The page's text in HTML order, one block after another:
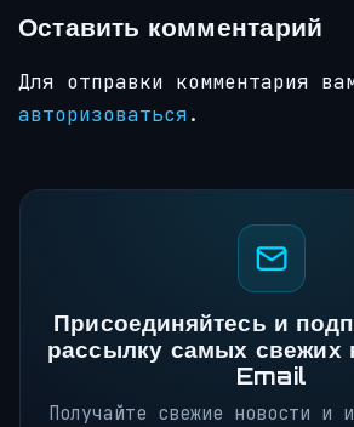
Оставить комментарий
Для отправки комментария
авторизоваться.
Присоединяйтесь и
рассылку самых свежих
Email
Получайте свежие новости и